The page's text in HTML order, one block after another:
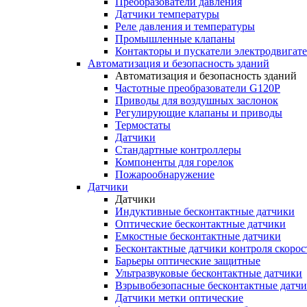
Датчики температуры
Реле давления и температуры
Промышленные клапаны
Контакторы и пускатели
Автоматизация и безопасность зданий
Автоматизация и безопасность зданий
Частотные преобразователи G120P
Приводы для воздушных заслонок
Регулирующие клапаны и приводы
Термостаты
Датчики
Стандартные контроллеры
Компоненты для горелок
Пожарообнаружение
Датчики
Датчики
Индуктивные бесконтактные датчики
Оптические бесконтактные датчики
Емкостные бесконтактные датчики
Бесконтактные датчики контроля
Барьеры оптические защитные
Ультразвуковые бесконтактные датчики
Взрывобезопасные бесконтактные
Датчики метки оптические